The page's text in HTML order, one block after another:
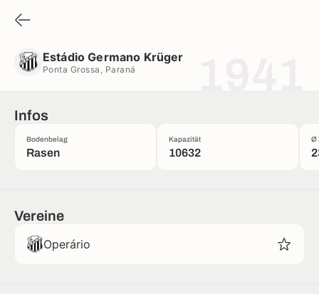
Estádio Germano Krüger
Ponta Grossa, Paraná
Infos
Bodenbelag
Rasen
Kapazität
10632
Ø
Vereine
Operário